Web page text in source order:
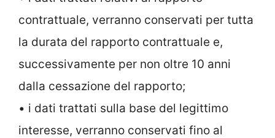
contrattuale, verranno conservati per tutta
la durata del rapporto contrattuale e,
successivamente per non oltre 10 anni
dalla cessazione del rapporto;
• i dati trattati sulla base del legittimo
interesse, verranno conservati fino al